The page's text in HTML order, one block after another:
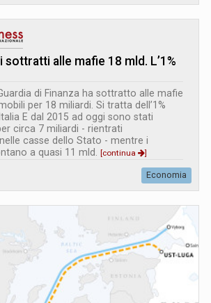
sottratti alle mafie 18 mld. L’1%
di Finanza ha sottratto alle mafie
per 18 miliardi. Si tratta dell’1%
E dal 2015 ad oggi sono stati
circa 7 miliardi - rientrati
casse dello Stato - mentre i
a quasi 11 mld. [continua ]
Economia